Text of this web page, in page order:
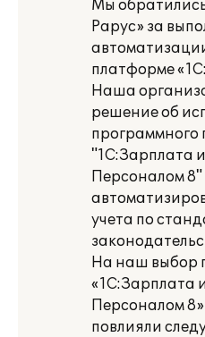
Мы
Рарус» за
платформе
Наша
решение об
программного
"1С:Зарплата
Персоналом 8"
учета по
На наш выбор
«1С:Зарплата
Персоналом
повлияли